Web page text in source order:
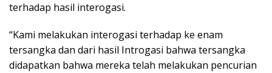
terhadap hasil interogasi.
“Kami melakukan interogasi terhadap ke enam
tersangka dan dari hasil Introgasi bahwa tersangka
didapatkan bahwa mereka telah melakukan pencurian